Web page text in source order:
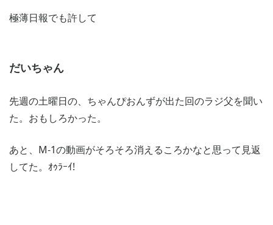
極薄日報でも許して
だいちゃん
先週の土曜日の、ちゃんぴおんずが出た回のラジ父を聞い
た。おもしろかった。
あと、M-1の動画がそろそろ消えるころかなと思って見返
してた。ｵｩﾗｰｲ!